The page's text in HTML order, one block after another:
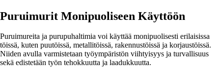
Puruimurit Monipuoliseen Käyttöön
Puruimureita ja purupuhaltimia voi käyttää monipuolisesti erilaisissa
töissä, kuten puutöissä, metallitöissä, rakennustöissä ja korjaustöissä.
Niiden avulla varmistetaan työympäristön viihtyisyys ja turvallisuus
sekä edistetään työn tehokkuutta ja laadukkuutta.